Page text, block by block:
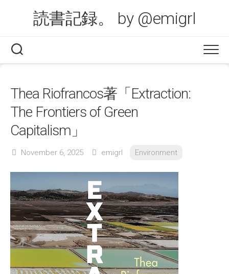
読書記録。 by @emigrl
Thea Riofrancos著「Extraction:
The Frontiers of Green
Capitalism」
November 6, 2025 emigrl Environment